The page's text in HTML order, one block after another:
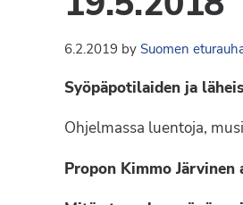
on
Syöpäyhdistyksen
jäsenjärjestö.
6.2.2019 bySuomen
Syöpäpotilaiden ja
Ohjelmassa luentoja,
Propon Kimmo